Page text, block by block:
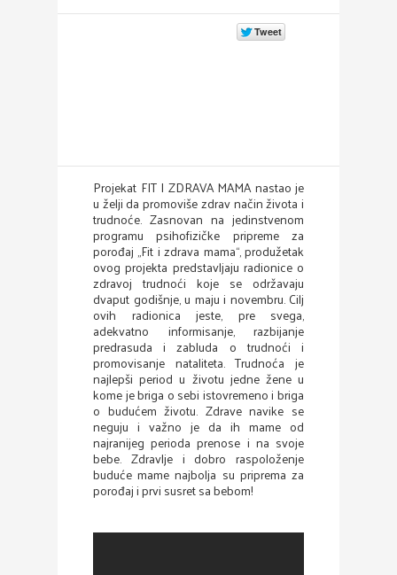
Projekat FIT I ZDRAVA MAMA nastao je
u želji da promoviše zdrav način života i
trudnoće. Zasnovan na jedinstvenom
programu psihofizičke pripreme za
porođaj „Fit i zdrava mama“, produžetak
ovog projekta predstavljaju radionice o
zdravoj trudnoći koje se održavaju
dvaput godišnje, u maju i novembru. Cilj
ovih radionica jeste, pre svega,
adekvatno informisanje, razbijanje
predrasuda i zabluda o trudnoći i
promovisanje nataliteta. Trudnoća je
najlepši period u životu jedne žene u
kome je briga o sebi istovremeno i briga
o budućem životu. Zdrave navike se
neguju i važno je da ih mame od
najranijeg perioda prenose i na svoje
bebe. Zdravlje i dobro raspoloženje
buduće mame najbolja su priprema za
porođaj i prvi susret sa bebom!